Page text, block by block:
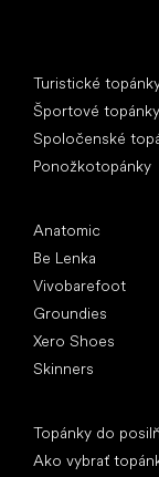
Turistické
Športové topánky
Spoločenské
Ponožkotopánky
Anatomic
Be Lenka
Vivobarefoot
Groundies
Xero Shoes
Skinners
Topánky do
Ako vybrať